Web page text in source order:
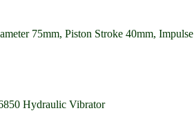
75mm, Piston Stroke 40mm,
Hydraulic Vibrator